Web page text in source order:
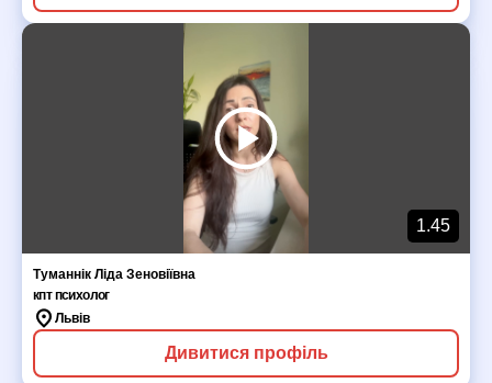
1.45
Туманнік Ліда Зеновіївна
кпт психолог
Львів
Дивитися профіль